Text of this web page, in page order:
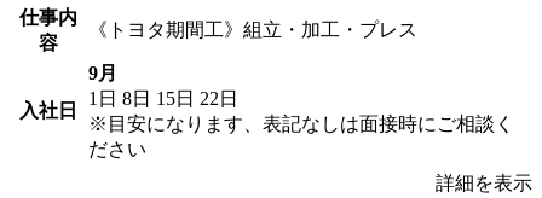
仕事内
容
《トヨタ期間工》組立・加工・プレス
入社日
9月
1日 8日 15日 22日
※目安になります、表記なしは面接時にご相談く
ださい
詳細を表示